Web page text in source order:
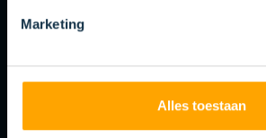
Marketing
Alles toestaan
gemaakt voor uw toepassing.
BEKIJK DE MOGELIJKHEDEN